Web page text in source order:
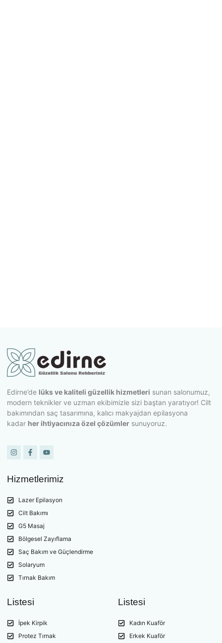
Edirne’de lüks ve kaliteli güzellik hizmetleri sunan salonumuz,
modern teknikler ve uzman ekibimizle sizi baştan yaratıyor! Cilt
bakımından saç tasarımına, kalıcı makyajdan epilasyona
kadar her ihtiyacınıza özel çözümler sunuyoruz.
Hizmetlerimiz
Lazer Epilasyon
Cilt Bakımı
G5 Masaj
Bölgesel Zayıflama
Saç Bakım ve Güçlendirme
Solaryum
Tırnak Bakım
Listesi
İpek Kirpik
Protez Tırnak
Listesi
Kadın Kuaför
Erkek Kuaför